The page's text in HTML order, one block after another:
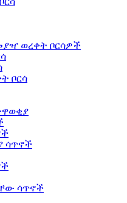
ወረቀት ቦርሳዎች
ቦርሳ
ሳጥኖች
ሳጥኖች